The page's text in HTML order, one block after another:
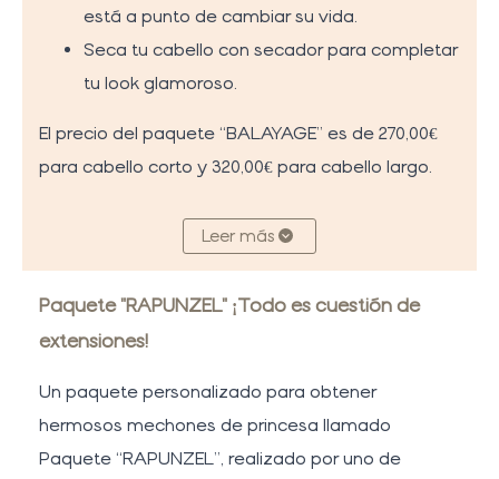
está a punto de cambiar su vida.
Seca tu cabello con secador para completar
tu look glamoroso.
El precio del paquete “BALAYAGE” es de 270,00€
para cabello corto y 320,00€ para cabello largo.
Leer más
Paquete "RAPUNZEL" ¡Todo es cuestión de
extensiones!
Un paquete personalizado para obtener
hermosos mechones de princesa llamado
Paquete “RAPUNZEL”, realizado por uno de